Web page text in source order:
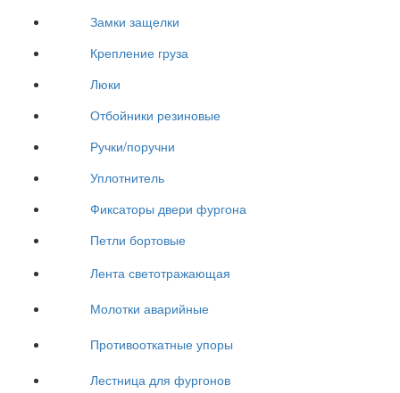
Замки защелки
Крепление груза
Люки
Отбойники резиновые
Ручки/поручни
Уплотнитель
Фиксаторы двери фургона
Петли бортовые
Лента светотражающая
Молотки аварийные
Противооткатные упоры
Лестница для фургонов